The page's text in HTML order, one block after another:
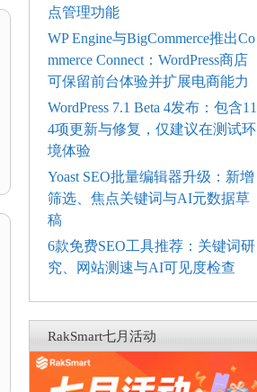
点管理功能
WP Engine与BigCommerce推出Co
mmerce Connect：WordPress商店
可保留前台体验并扩展电商能力
WordPress 7.1 Beta 4发布：包含11
4项更新与修复，仅建议在测试环
境体验
Yoast SEO批量编辑器升级：新增
筛选、焦点关键词与AI元数据草
稿
6款免费SEO工具推荐：关键词研
究、网站测速与AI可见度检查
RakSmart七月活动